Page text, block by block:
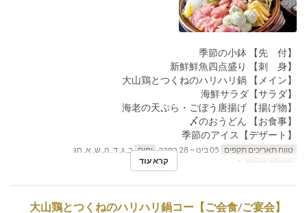
【先 付】 季節の小鉢
【刺 身】 新鮮鮮魚四点盛り
【メイン】 大山鶏とつくねのハリハリ鍋
【サラダ】海鮮サラダ
【揚げ物】 海老の天ぷら・ごぼう唐揚げ
【お食事】 〆のおうどん
【デザート】季節のアイス
טווח תאריכים תקפים ימים ב, ג, ד, ה, ש, א, חג
מגבלת הזמנה
קרא עוד
【ご会食/ご宴会】大山鶏とつくねのハリハリ鍋コー